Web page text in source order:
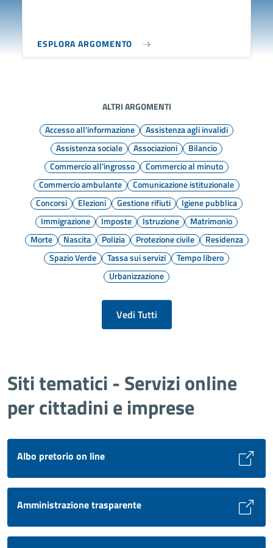
ESPLORA ARGOMENTO
ALTRI ARGOMENTI
Accesso all'informazione
Assistenza agli invalidi
Assistenza sociale
Associazioni
Bilancio
Commercio all'ingrosso
Commercio al minuto
Commercio ambulante
Comunicazione istituzionale
Concorsi
Elezioni Gestione rifiuti
Igiene pubblica
Immigrazione
Imposte Istruzione
Matrimonio
Morte
Nascita Polizia Protezione civile
Residenza
Spazio Verde
Tassa sui servizi
Tempo libero
Urbanizzazione
Vedi Tutti
Siti tematici - Servizi online
per cittadini e imprese
Albo pretorio on line
Amministrazione trasparente